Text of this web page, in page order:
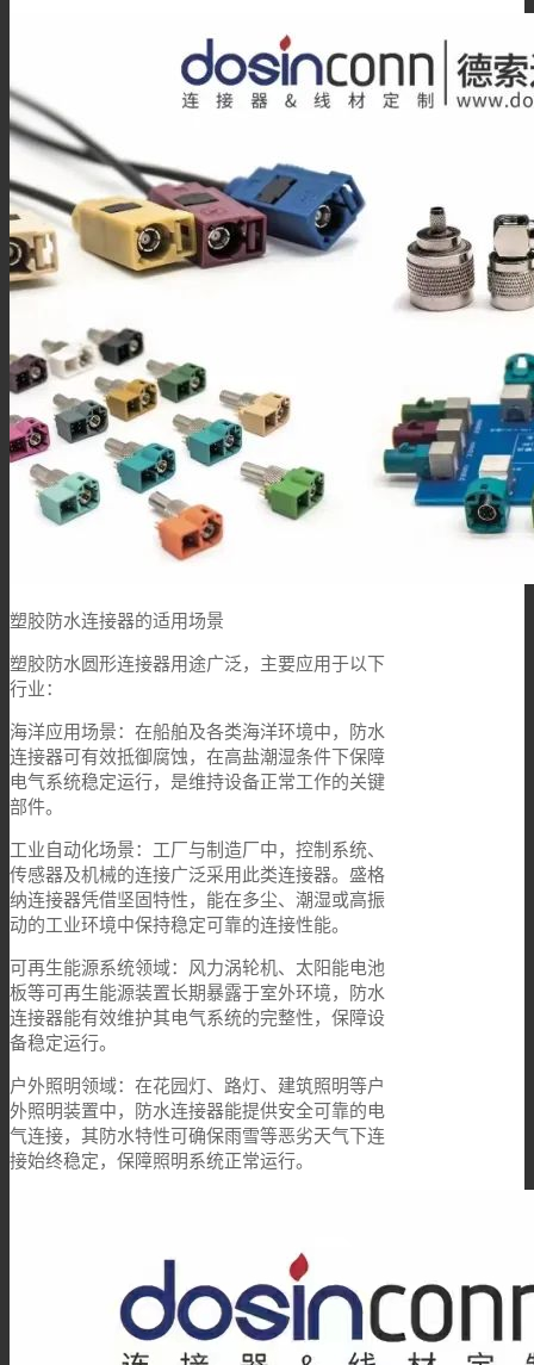
菜单
塑胶防水连接器的适用场景
塑胶防水圆形连接器用途广泛，主要应用于以下
行业：
海洋应用场景：在船舶及各类海洋环境中，防水
连接器可有效抵御腐蚀，在高盐潮湿条件下保障
电气系统稳定运行，是维持设备正常工作的关键
部件。
工业自动化场景：工厂与制造厂中，控制系统、
传感器及机械的连接广泛采用此类连接器。盛格
纳连接器凭借坚固特性，能在多尘、潮湿或高振
动的工业环境中保持稳定可靠的连接性能。
可再生能源系统领域：风力涡轮机、太阳能电池
板等可再生能源装置长期暴露于室外环境，防水
连接器能有效维护其电气系统的完整性，保障设
备稳定运行。
户外照明领域：在花园灯、路灯、建筑照明等户
外照明装置中，防水连接器能提供安全可靠的电
气连接，其防水特性可确保雨雪等恶劣天气下连
接始终稳定，保障照明系统正常运行。